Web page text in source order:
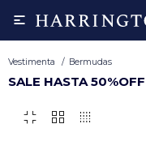

Vestimenta Bermudas
SALE HASTA 50%OFF
fullscreen_exit grid_view transition_dissolve